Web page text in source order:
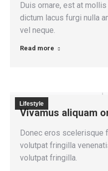
Duis ornare, est at
dictum lacus furgi nulla
vel neque.
Read more
Lifestyle
Vivamus aliquam
Donec eros scelerisque
volutpat fringilla
volutpat fringilla.